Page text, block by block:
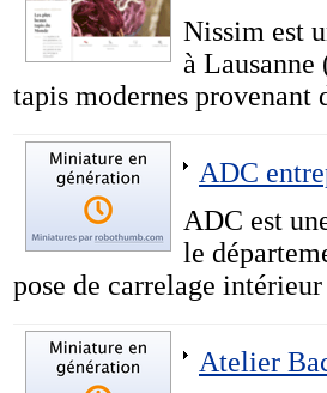
Nissim est
à Lausanne
tapis modernes provenant
ADC
ADC est
le
pose de carrelage
Atelier